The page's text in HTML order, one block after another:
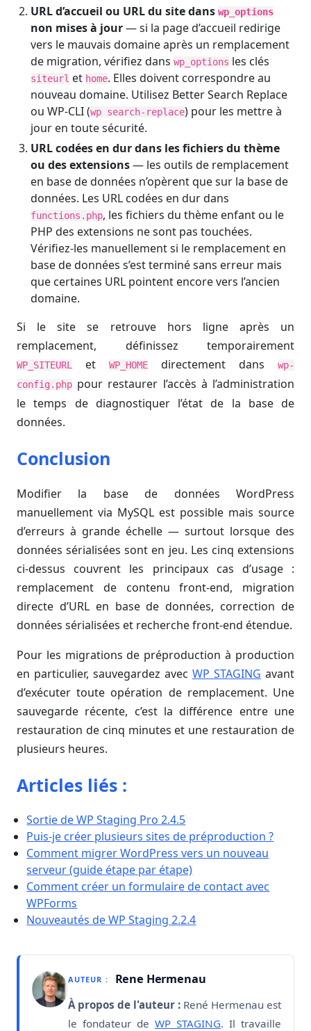
URL d’accueil ou URL du site dans wp_options
non mises à jour— si la page d’accueil redirige
vers le mauvais domaine après un remplacement
de migration, vérifiez dans wp_options les clés
siteurl et home. Elles doivent correspondre au
nouveau domaine. Utilisez Better Search Replace
ou WP-CLI (wp search-replace) pour les mettre à
jour en toute sécurité.
URL codées en dur dans les fichiers du thème
ou des extensions— les outils de remplacement
en base de données n’opèrent que sur la base de
données. Les URL codées en dur dans
functions.php, les fichiers du thème enfant ou le
PHP des extensions ne sont pas touchées.
Vérifiez-les manuellement si le remplacement en
base de données s’est terminé sans erreur mais
que certaines URL pointent encore vers l’ancien
domaine.
Si le site se retrouve hors ligne après un
remplacement, définissez temporairement
WP_SITEURL et WP_HOME directement dans
wp-
config.php pour restaurer l’accès à l’administration
le temps de diagnostiquer l’état de la base de
données.
Conclusion
Modifier la base de données WordPress
manuellement via MySQL est possible mais source
d’erreurs à grande échelle — surtout lorsque des
données sérialisées sont en jeu. Les cinq extensions
ci-dessus couvrent les principaux cas d’usage :
remplacement de contenu front-end, migration
directe d’URL en base de données, correction de
données sérialisées et recherche front-end étendue.
Pour les migrations de préproduction à production
en particulier, sauvegardez avec WP STAGING avant
d’exécuter toute opération de remplacement. Une
sauvegarde récente, c’est la différence entre une
restauration de cinq minutes et une restauration de
plusieurs heures.
Articles liés :
Sortie de WP Staging Pro 2.4.5
Puis-je créer plusieurs sites de préproduction ?
Comment migrer WordPress vers un nouveau
serveur (guide étape par étape)
Comment créer un formulaire de contact avec
WPForms
Nouveautés de WP Staging 2.2.4
AUTEUR : Rene Hermenau
À propos de l'auteur : René Hermenau est
le fondateur de WP STAGING. Il travaille